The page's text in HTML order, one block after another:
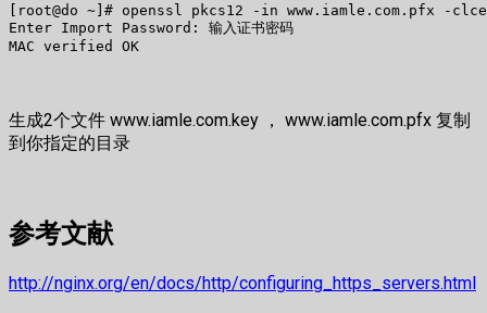
[root@do ~]# openssl pkcs12 -in www.iamle.com.pfx -
Enter Import Password: 输入证书密码
MAC verified OK
生成2个文件 www.iamle.com.key ， www.iamle.com.pfx 复制
到你指定的目录
参考文献
http://nginx.org/en/docs/http/configuring_https_servers.html